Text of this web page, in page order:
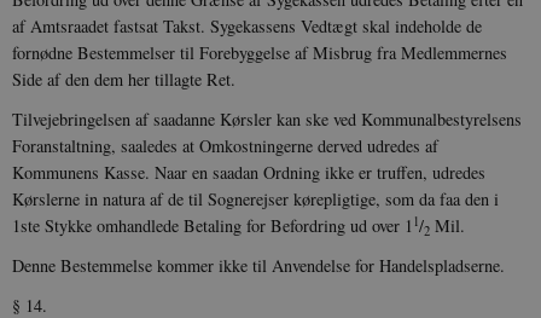
af Amtsraadet fastsat Takst. Sygekassens Vedtægt skal indeholde de
fornødne Bestemmelser til Forebyggelse af Misbrug fra Medlemmernes
Side af den dem her tillagte Ret.
Tilvejebringelsen af saadanne Kørsler kan ske ved Kommunalbestyrelsens
Foranstaltning, saaledes at Omkostningerne derved udredes af
Kommunens Kasse. Naar en saadan Ordning ikke er truffen, udredes
Kørslerne in natura af de til Sognerejser kørepligtige, som da faa den i
1ste Stykke omhandlede Betaling for Befordring ud over 1 1/2 Mil.
Denne Bestemmelse kommer ikke til Anvendelse for Handelspladserne.
§ 14.